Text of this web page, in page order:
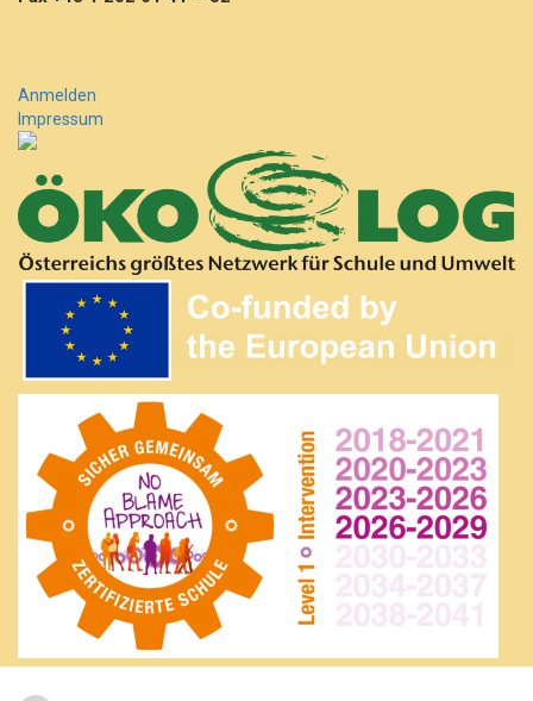
Anmelden
Impressum